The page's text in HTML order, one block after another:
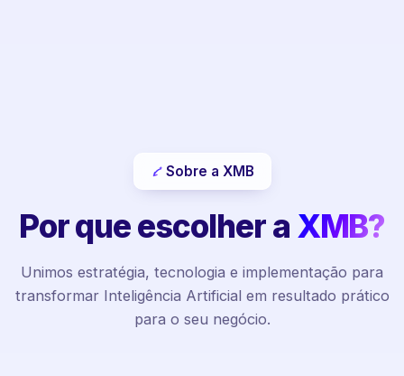
Sobre a XMB
Por que escolher a XMB?
Unimos estratégia, tecnologia e implementação para
transformar Inteligência Artificial em resultado prático
para o seu negócio.